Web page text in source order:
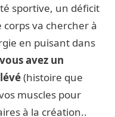
sportive, un déficit
corps va chercher à
en puisant dans
avez un
(histoire que
muscles pour
à la création..